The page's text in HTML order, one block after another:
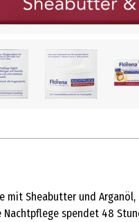
mit Sheabutter und
Nachtpflege spendet 48